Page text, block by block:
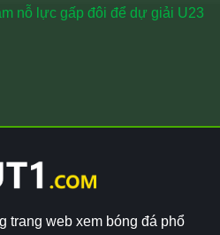
nỗ lực gấp đôi để dự giải U23
trang web xem bóng đá phổ